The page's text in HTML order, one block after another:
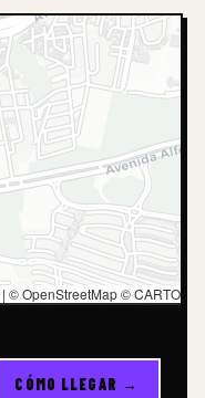
| © OpenStreetMap © CARTO
CÓMO LLEGAR →